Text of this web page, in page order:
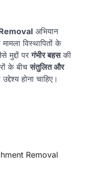
अभियान
विस्थापितों के
मुद्दों परगंभीर बहसकी
के बीचसंतुलित और
होना चाहिए।
Removal